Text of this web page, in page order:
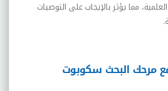
مما يؤثر بالإيجاب على التوصيات
مرحك البحث سكوبوت